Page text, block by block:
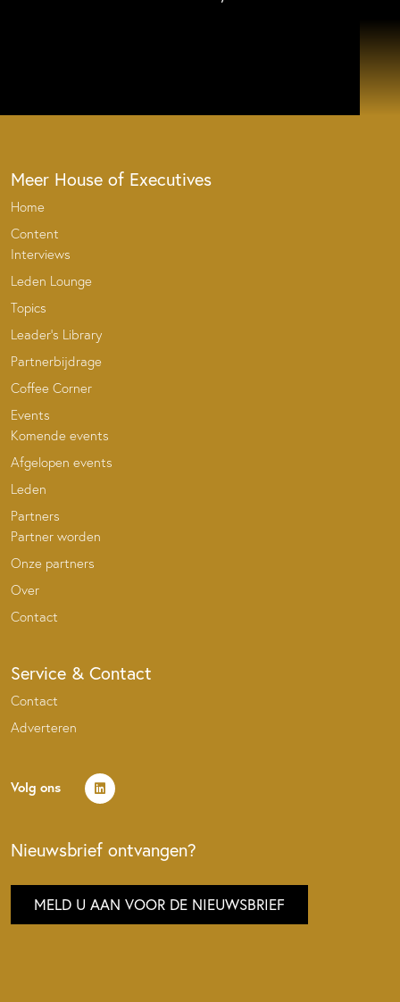
Meer House of Executives
Home
Content
Interviews
Leden Lounge
Topics
Leader’s Library
Partnerbijdrage
Coffee Corner
Events
Komende events
Afgelopen events
Leden
Partners
Partner worden
Onze partners
Over
Contact
Service & Contact
Contact
Adverteren
Volg ons
Nieuwsbrief ontvangen?
MELD U AAN VOOR DE NIEUWSBRIEF